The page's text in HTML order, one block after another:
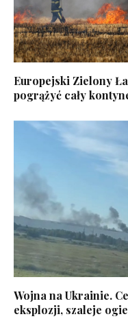
Europejski Zielony
pogrążyć cały
Wojna na Ukrainie.
eksplozji, szaleje